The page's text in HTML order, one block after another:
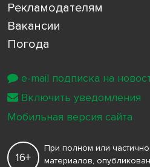
Рекламодателям
Вакансии
Погода
16+
При полном или
материалов,
e-mail подписка на
Включить уведомления
Мобильная версия сайта